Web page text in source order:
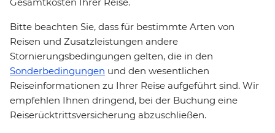
Bitte beachten Sie, dass für bestimmte Arten von
Reisen und Zusatzleistungen andere
Stornierungsbedingungen gelten, die in den
Sonderbedingungen und den wesentlichen
Reiseinformationen zu Ihrer Reise aufgeführt sind. Wir
empfehlen Ihnen dringend, bei der Buchung eine
Reiserücktrittsversicherung abzuschließen.